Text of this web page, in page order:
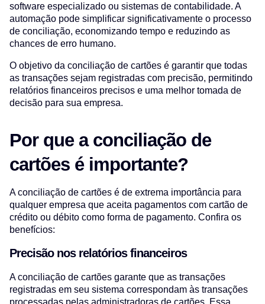
software especializado ou sistemas de contabilidade. A
automação pode simplificar significativamente o processo
de conciliação, economizando tempo e reduzindo as
chances de erro humano.
O objetivo da conciliação de cartões é garantir que todas
as transações sejam registradas com precisão, permitindo
relatórios financeiros precisos e uma melhor tomada de
decisão para sua empresa.
Por que a conciliação de
cartões é importante?
A conciliação de cartões é de extrema importância para
qualquer empresa que aceita pagamentos com cartão de
crédito ou débito como forma de pagamento. Confira os
benefícios:
Precisão nos relatórios financeiros
A conciliação de cartões garante que as transações
registradas em seu sistema correspondam às transações